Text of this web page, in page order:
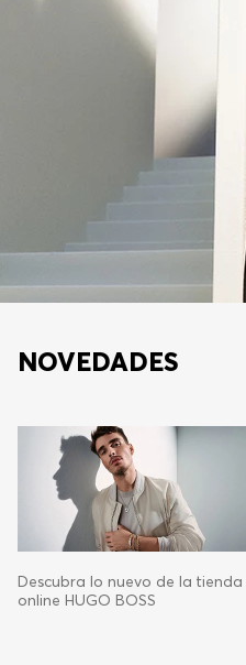
NOVEDADES
Descubra lo nuevo de la tienda
online HUGO BOSS